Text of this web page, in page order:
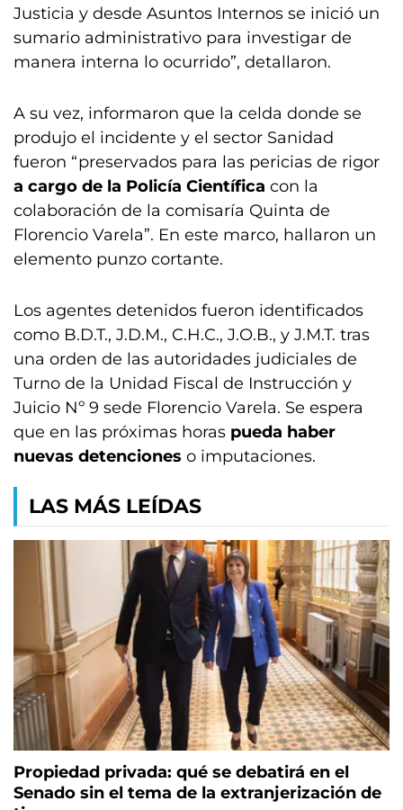
Justicia y desde Asuntos Internos se inició un
sumario administrativo para investigar de
manera interna lo ocurrido”, detallaron.
A su vez, informaron que la celda donde se
produjo el incidente y el sector Sanidad
fueron “preservados para las pericias de rigor
a cargo de la Policía Científica con la
colaboración de la comisaría Quinta de
Florencio Varela”. En este marco, hallaron un
elemento punzo cortante.
Los agentes detenidos fueron identificados
como B.D.T., J.D.M., C.H.C., J.O.B., y J.M.T. tras
una orden de las autoridades judiciales de
Turno de la Unidad Fiscal de Instrucción y
Juicio Nº 9 sede Florencio Varela. Se espera
que en las próximas horas pueda haber
nuevas detenciones o imputaciones.
LAS MÁS LEÍDAS
Propiedad privada: qué se debatirá en el
Senado sin el tema de la extranjerización de